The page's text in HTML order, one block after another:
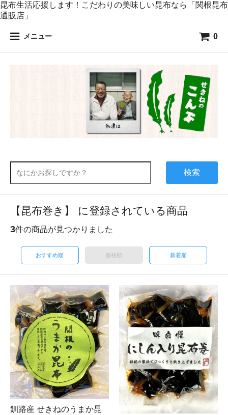
昆布生活応援します！こだわりの美味しい昆布なら「関根昆布
通販店」
メニュー 0
検索
【昆布巻き】 に登録されている商品
3件の商品が見つかりました
おすすめ順 価格順 新着順
釧路産 せきねのうまか昆